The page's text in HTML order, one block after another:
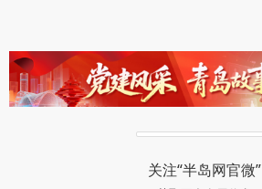
关注“半岛网官微”